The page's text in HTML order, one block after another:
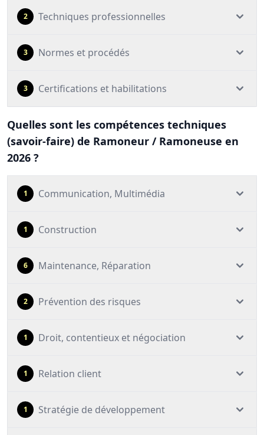
2 Techniques professionnelles
3 Normes et procédés
3 Certifications et habilitations
Quelles sont les compétences techniques
(savoir-faire) de Ramoneur / Ramoneuse en
2026 ?
1 Communication, Multimédia
1 Construction
6 Maintenance, Réparation
2 Prévention des risques
1 Droit, contentieux et négociation
1 Relation client
1 Stratégie de développement